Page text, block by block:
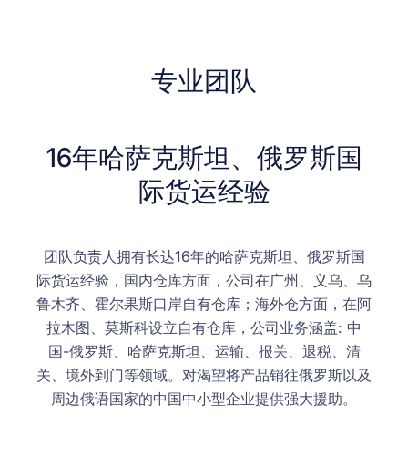
专业团队
16年哈萨克斯坦、俄罗斯国
际货运经验
团队负责人拥有长达16年的哈萨克斯坦、俄罗斯国
际货运经验，国内仓库方面，公司在广州、义乌、乌
鲁木齐、霍尔果斯口岸自有仓库；海外仓方面，在阿
拉木图、莫斯科设立自有仓库，公司业务涵盖: 中
国-俄罗斯、哈萨克斯坦、运输、报关、退税、清
关、境外到门等领域。对渴望将产品销往俄罗斯以及
周边俄语国家的中国中小型企业提供强大援助。